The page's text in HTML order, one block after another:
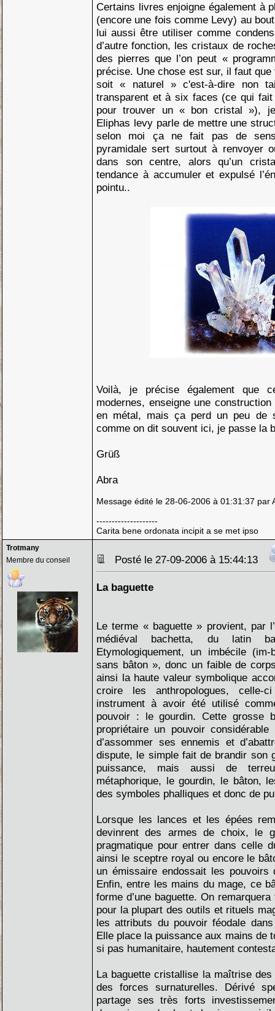
Certains livres enjoigne également à
(encore une fois comme Levy) au
lui aussi être utiliser comme
d’autre fonction, les cristaux de
des pierres que l’on peut «
précise. Une chose est sur, il faut
soit « naturel » c'est-à-dire non
transparent et à six faces (ce qui fait
pour trouver un « bon cristal »),
Eliphas levy parle de mettre une
selon moi ça ne fait pas de
pyramidale sert surtout à renvoyer
dans son centre, alors qu’un
tendance à accumuler et expulsé
pointu..
Voilà, je précise également que
modernes, enseigne une
en métal, mais ça perd un peu de
comme on dit souvent ici, je passe la
Grüß
Abra
Message édité le 28-06-2006 à 01:31:37 par
--------------------
Carita bene ordonata incipit a se met ipso
Trotmany
Membre du conseil
Posté le 27-09-2006 à 15:44:13
La baguette
Le terme « baguette » provient, par
médiéval bachetta, du latin
Etymologiquement, un imbécile
sans bâton », donc un faible de
ainsi la haute valeur symbolique
croire les anthropologues,
instrument à avoir été utilisé
pouvoir : le gourdin. Cette grosse
propriétaire un pouvoir
d’assommer ses ennemis et
dispute, le simple fait de brandir son
puissance, mais aussi de
métaphorique, le gourdin, le bâton,
des symboles phalliques et donc de
Lorsque les lances et les épées
devinrent des armes de choix, le
pragmatique pour entrer dans celle
ainsi le sceptre royal ou encore le
un émissaire endossait les pouvoirs
Enfin, entre les mains du mage, ce
forme d’une baguette. On
pour la plupart des outils et rituels
les attributs du pouvoir féodale
Elle place la puissance aux mains de
si pas humanitaire, hautement
La baguette cristallise la maîtrise
des forces surnaturelles. Dérivé
partage ses très forts